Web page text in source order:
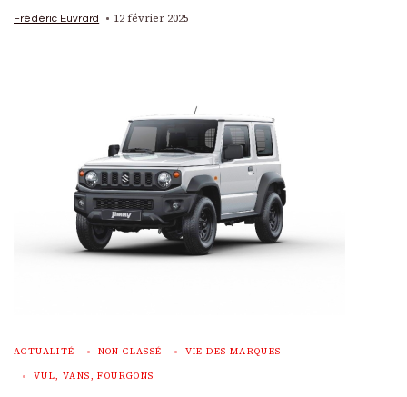
Frédéric Euvrard 12 février 2025
ACTUALITÉ NON CLASSÉ VIE DES MARQUES
VUL, VANS, FOURGONS